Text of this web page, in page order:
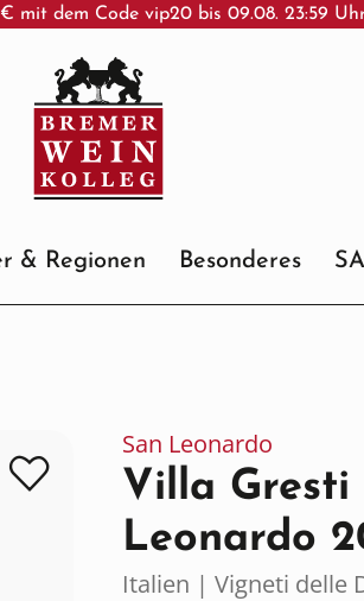
mit dem Code vip20 bis 09.08. 23:59
& Regionen Besonderes
San Leonardo
Villa Gresti
Leonardo
Italien | Vigneti delle